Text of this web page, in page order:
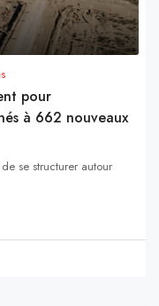
pour
à 662 nouveaux
se structurer autour